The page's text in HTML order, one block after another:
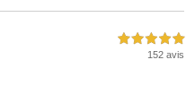
5,0 étoiles sur 5
152 avis